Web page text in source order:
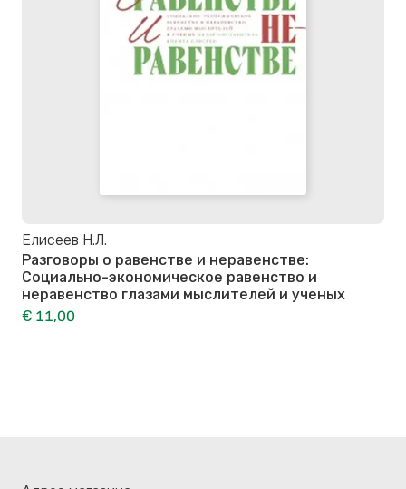
Елисеев Н.Л.
Разговоры о равенстве и неравенстве:
Социально-экономическое равенство и
неравенство глазами мыслителей и ученых
€ 11,00